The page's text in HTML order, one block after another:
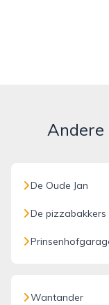
Andere
De Oude Jan
De pizzabakkers
Wantander